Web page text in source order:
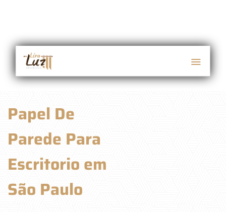
Papel De
Parede Para
Escritorio em
São Paulo